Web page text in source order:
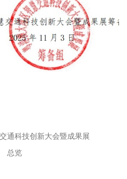
通科技创新大会暨成果展
总览